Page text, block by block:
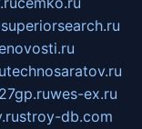
superiorsearch.ru
technosaratov.ru
wes-ex.ru
stroy-db.com